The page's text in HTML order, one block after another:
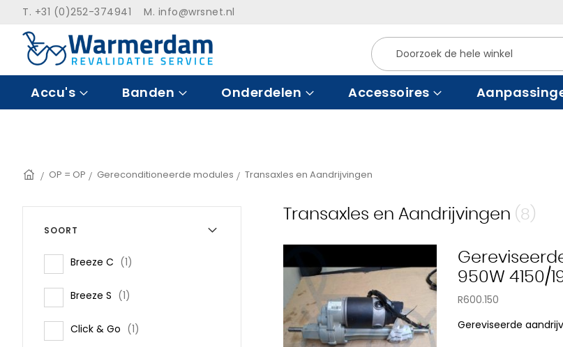
T. +31 (0)252-374941 M. info@wrsnet.nl
Zoek
Accu's Banden Onderdelen Accessoires
HomeOP = OP Gereconditioneerde modules Transaxles en Aandrijvingen
Transaxles en Aandrijvingen (8)
950W 4150/
R600.150
Gereviseerde
SOORT
Breeze C 1item
Breeze S 1item
Click & Go 1item